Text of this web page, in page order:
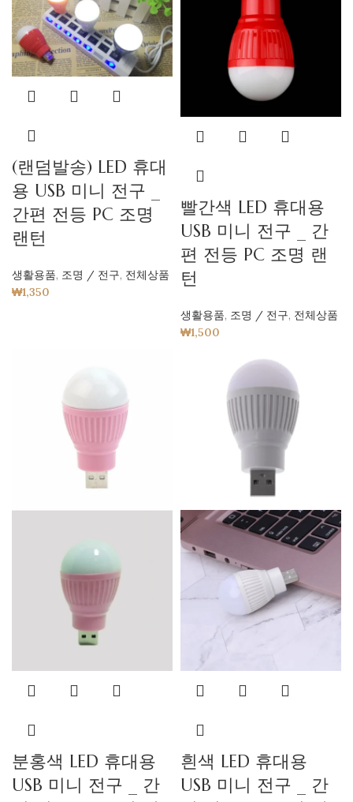
(랜덤발송) LED 휴대
용 USB 미니 전구 _
간편 전등 PC 조명
랜턴
생활용품, 조명 / 전구, 전체상품
₩1,350
빨간색 LED 휴대용
USB 미니 전구 _ 간
편 전등 PC 조명 랜
턴
생활용품, 조명 / 전구, 전체상품
₩1,500
분홍색 LED 휴대용
USB 미니 전구 _ 간
흰색 LED 휴대용
USB 미니 전구 _ 간